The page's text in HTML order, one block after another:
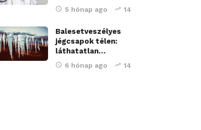
5 hónap ago 14
Balesetveszélyes
jégcsapok télen:
láthatatlan…
6 hónap ago 14